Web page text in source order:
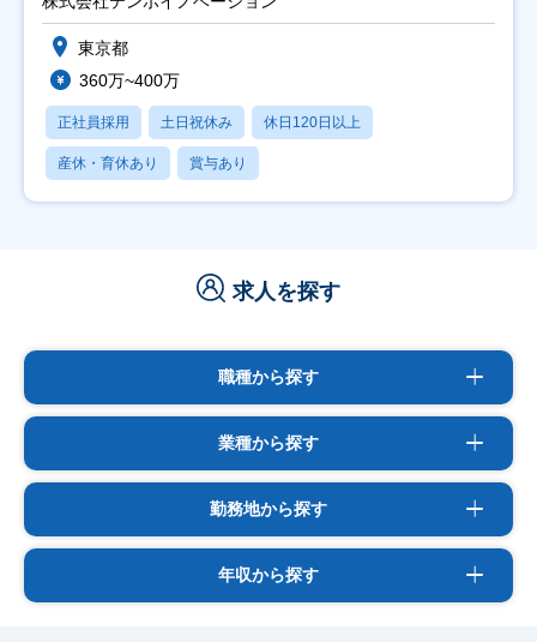
東京都
360万~400万
正社員採用 土日祝休み 休日120日以上
産休・育休あり 賞与あり
求人を探す
職種から探す
業種から探す
勤務地から探す
年収から探す